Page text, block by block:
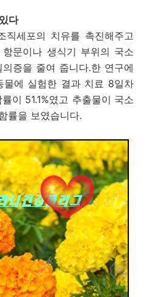
다
직세포의 치유를 촉진해주고
문이나 생식기 부위의 국소
증을 줄여 줍니다.한 연구에
물에 실험한 결과 치료 8일차
이 51.1%였고 추출물이 국소
률을 보였습니다.